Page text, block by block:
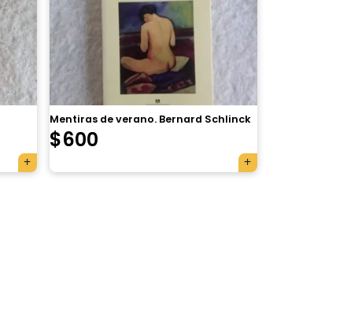
Mentiras de verano. Bernard Schlinck
$600